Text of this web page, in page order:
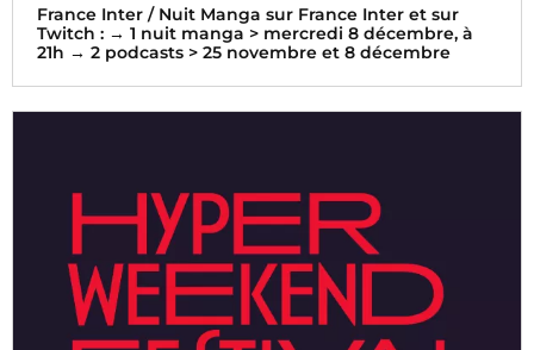
France Inter / Nuit Manga sur France Inter et sur
Twitch : → 1 nuit manga > mercredi 8 décembre, à
21h → 2 podcasts > 25 novembre et 8 décembre